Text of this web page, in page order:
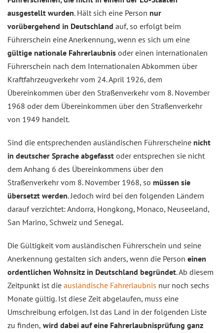
ausgestellt wurden. Hält sich eine Person nur
vorübergehend in Deutschland auf, so erfolgt beim
Führerschein eine Anerkennung, wenn es sich um eine
gültige nationale Fahrerlaubnis oder einen internationalen
Führerschein nach dem Internationalen Abkommen über
Kraftfahrzeugverkehr vom 24. April 1926, dem
Übereinkommen über den Straßenverkehr vom 8. November
1968 oder dem Übereinkommen über den Straßenverkehr
von 1949 handelt.
Sind die entsprechenden ausländischen Führerscheine nicht
in deutscher Sprache abgefasst oder entsprechen sie nicht
dem Anhang 6 des Übereinkommens über den
Straßenverkehr vom 8. November 1968, so müssen sie
übersetzt werden. Jedoch wird bei den folgenden Ländern
darauf verzichtet: Andorra, Hongkong, Monaco, Neuseeland,
San Marino, Schweiz und Senegal.
Die Gültigkeit vom ausländischen Führerschein und seine
Anerkennung gestalten sich anders, wenn die Person einen
ordentlichen Wohnsitz in Deutschland begründet. Ab diesem
Zeitpunkt ist die ausländische Fahrerlaubnis nur noch sechs
Monate gültig. Ist diese Zeit abgelaufen, muss eine
Umschreibung erfolgen. Ist das Land in der folgenden Liste
zu finden, wird dabei auf eine Fahrerlaubnisprüfung ganz